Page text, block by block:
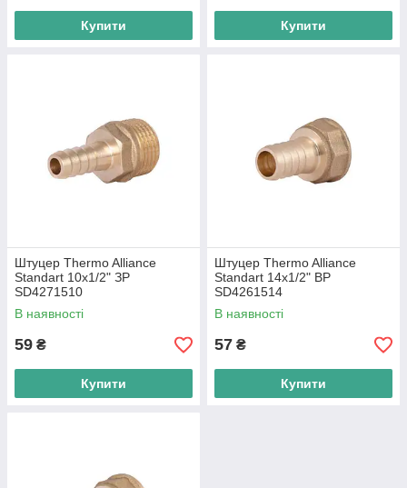
Купити Купити
Штуцер Thermo Alliance
Standart 10х1/2" ЗР
SD4271510
В наявності
59 ₴
Купити
Штуцер Thermo Alliance
Standart 14х1/2" ВР
SD4261514
В наявності
57 ₴
Купити